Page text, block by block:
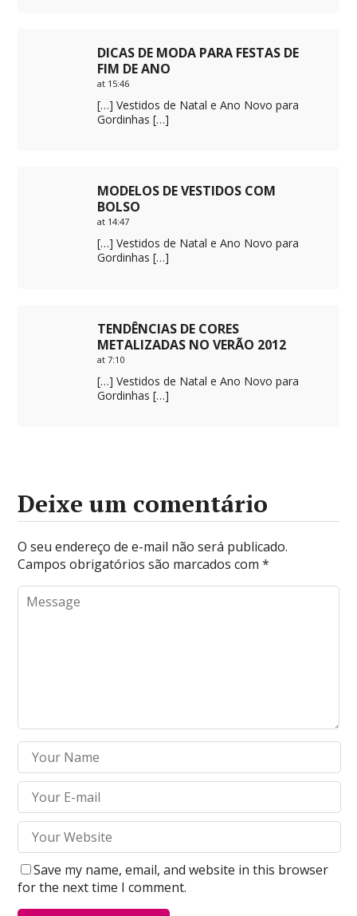
DICAS DE MODA PARA FESTAS DE
FIM DE ANO
at 15:46
[…] Vestidos de Natal e Ano Novo para
Gordinhas […]
MODELOS DE VESTIDOS COM
BOLSO
at 14:47
[…] Vestidos de Natal e Ano Novo para
Gordinhas […]
TENDÊNCIAS DE CORES
METALIZADAS NO VERÃO 2012
at 7:10
[…] Vestidos de Natal e Ano Novo para
Gordinhas […]
Deixe um comentário
O seu endereço de e-mail não será publicado.
Campos obrigatórios são marcados com*
Save my name, email, and website in this browser
for the next time I comment.